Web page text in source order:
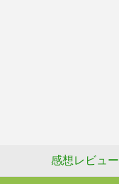
感想レビュー